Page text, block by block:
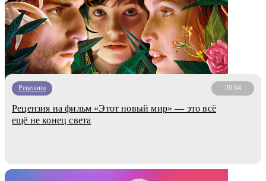
Рецензии 20.04
Рецензия на фильм «Этот новый мир» — это всё
ещё не конец света